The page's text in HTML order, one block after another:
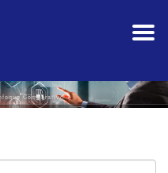
Comparativo